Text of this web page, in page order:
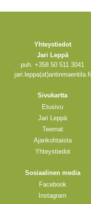
Yhteystiedot
Jari Leppä
puh. +358 50 511 3041
jari.leppa(at)antinmaentila.fi
Sivukartta
Etusivu
Jari Leppä
Teemat
Ajankohtaista
Yhteystiedot
Sosiaalinen media
Facebook
Instagram